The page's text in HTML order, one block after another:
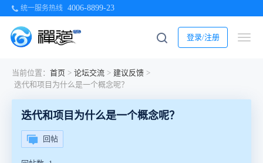
统一服务热线 4006-8899-23
登录/注册
当前位置： 首页 > 论坛交流 > 建议反馈 >
迭代和项目为什么是一个概念呢？
迭代和项目为什么是一个概念呢？
回帖